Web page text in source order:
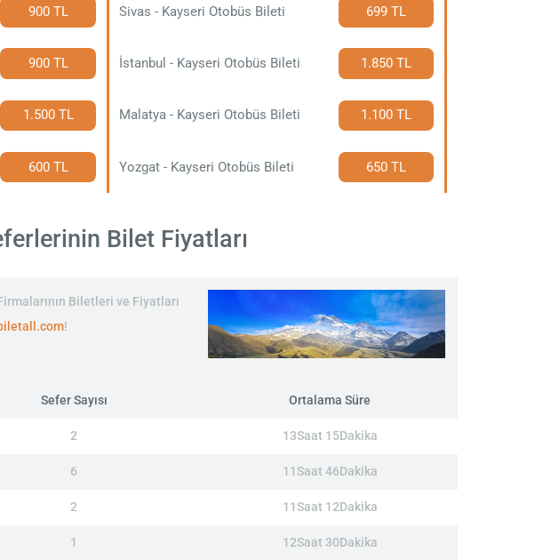
900 TL Sivas - Kayseri Otobüs Bileti 699 TL
900 TL İstanbul - Kayseri Otobüs Bileti 1.850 TL
1.500 TL Malatya - Kayseri Otobüs Bileti 1.100 TL
600 TL Yozgat - Kayseri Otobüs Bileti 650 TL
Bilet Fiyatları
Biletleri ve Fiyatları
!
Sefer Sayısı Ortalama Süre
2 13Saat 15Dakika
6 11Saat 46Dakika
2 11Saat 12Dakika
1 12Saat 30Dakika